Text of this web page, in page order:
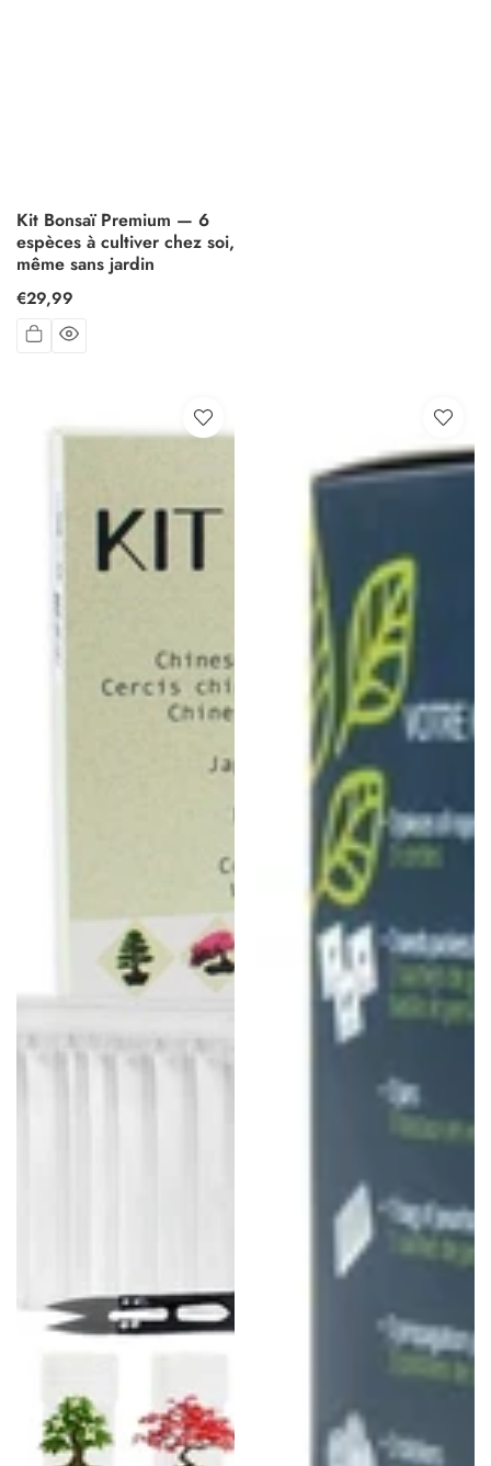
Kit Bonsaï Premium — 6
espèces à cultiver chez soi,
même sans jardin
Prix
habituel
€29,99